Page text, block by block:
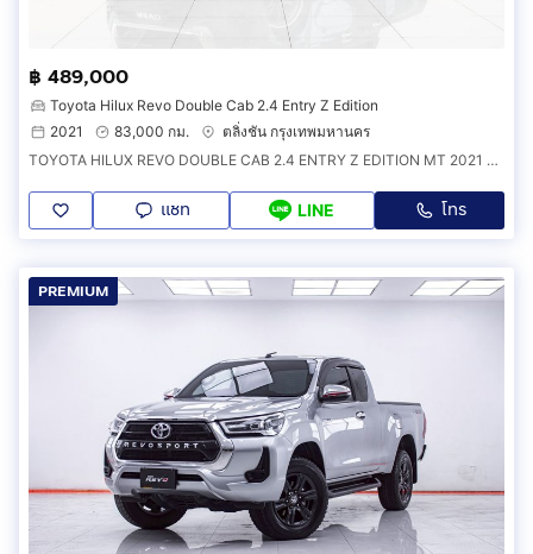
฿ 489,000
Toyota Hilux Revo Double Cab 2.4 Entry Z Edition
2021
83,000 กม.
ตลิ่งชัน กรุงเทพมหานคร
TOYOTA HILUX REVO DOUBLE CAB 2.4 ENTRY Z EDITION MT 2021 ออกรถ 0 บาท รหัสรถ 4B183
แชท LINE โทร
PREMIUM